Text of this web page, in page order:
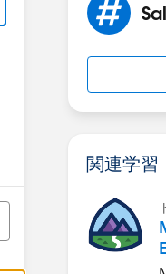
関連学習